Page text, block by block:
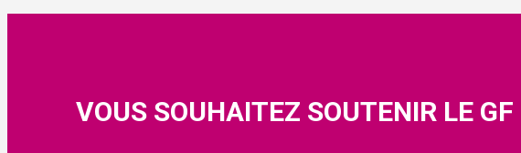
VOUS SOUHAITEZ SOUTENIR LE